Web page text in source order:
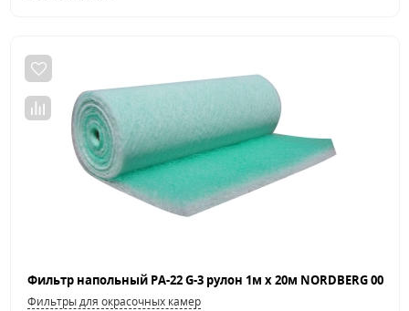
Фильтры для окрасочных камер